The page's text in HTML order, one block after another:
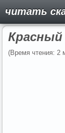
читать
Красный
(Время чтения: 2